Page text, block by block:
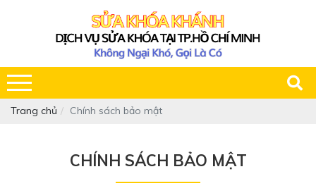
Trang chủ Chính sách bảo mật
CHÍNH SÁCH BẢO MẬT